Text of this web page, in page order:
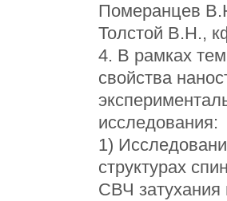
Померанцев
Толстой В.Н.,
4. В рамках
свойства
исследования:
1)
структурах
СВЧ затухания